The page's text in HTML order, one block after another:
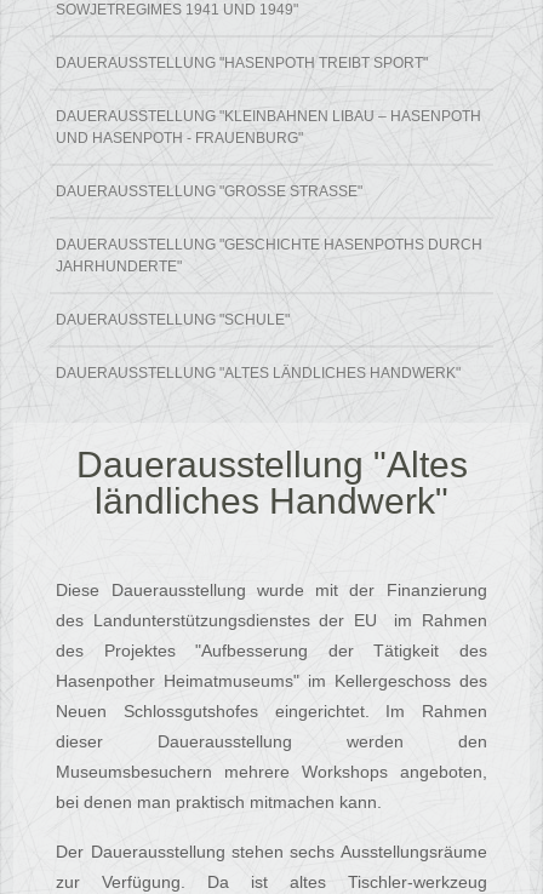
SOWJETREGIMES 1941 UND 1949"
DAUERAUSSTELLUNG "HASENPOTH TREIBT SPORT"
DAUERAUSSTELLUNG "KLEINBAHNEN LIBAU – HASENPOTH
UND HASENPOTH - FRAUENBURG"
DAUERAUSSTELLUNG "GROSSE STRASSE"
DAUERAUSSTELLUNG "GESCHICHTE HASENPOTHS DURCH
JAHRHUNDERTE"
DAUERAUSSTELLUNG "SCHULE"
DAUERAUSSTELLUNG "ALTES LÄNDLICHES HANDWERK"
Dauerausstellung "Altes
ländliches Handwerk"
Diese Dauerausstellung wurde mit der Finanzierung
des Landunterstützungsdienstes der EU im Rahmen
des Projektes "Aufbesserung der Tätigkeit des
Hasenpother Heimatmuseums" im Kellergeschoss des
Neuen Schlossgutshofes eingerichtet. Im Rahmen
dieser Dauerausstellung werden den
Museumsbesuchern mehrere Workshops angeboten,
bei denen man praktisch mitmachen kann.
Der Dauerausstellung stehen sechs Ausstellungsräume
zur Verfügung. Da ist altes Tischler-werkzeug